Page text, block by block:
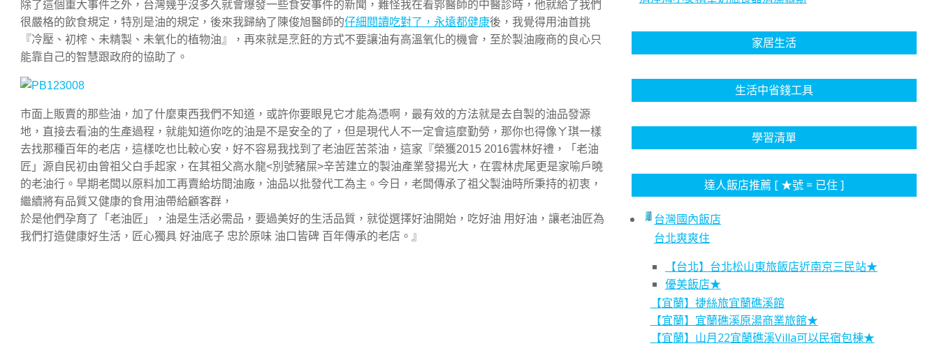
除了這個重大事件之外，台灣幾乎沒多久就會爆發一些食安事件的新聞，難怪我在看郭醫師的中醫診時，他就給了我們
很嚴格的飲食規定，特別是油的規定，後來我歸納了陳俊旭醫師的仔細閱讀吃對了，永遠都健康後，我覺得用油首挑
『冷壓、初榨、未精製、未氧化的植物油』，再來就是烹飪的方式不要讓油有高溫氧化的機會，至於製油廠商的良心只
能靠自己的智慧跟政府的協助了。
市面上販賣的那些油，加了什麼東西我們不知道，或許你要眼見它才能為憑啊，最有效的方法就是去自製的油品發源
地，直接去看油的生產過程，就能知道你吃的油是不是安全的了，但是現代人不一定會這麼勤勞，那你也得像ㄚ琪一樣
去找那種百年的老店，這樣吃也比較心安，好不容易我找到了老油匠苦茶油，這家『榮獲2015 2016雲林好禮，「老油
匠」源自民初由曾祖父白手起家，在其祖父高水龍<別號豬屎>辛苦建立的製油產業發揚光大，在雲林虎尾更是家喻戶曉
的老油行。早期老闆以原料加工再賣給坊間油廠，油品以批發代工為主。今日，老闆傳承了祖父製油時所秉持的初衷，
繼續將有品質又健康的食用油帶給顧客群，
於是他們孕育了「老油匠」，油是生活必需品，要過美好的生活品質，就從選擇好油開始，吃好油 用好油，讓老油匠為
我們打造健康好生活，匠心獨具 好油底子 忠於原味 油口皆碑 百年傳承的老店。』
家居生活
生活中省錢工具
學習清單
達人飯店推薦 [ ★號 = 已住 ]
台灣國內飯店
台北爽爽住
【台北】台北松山東旅飯店近南京三民站★
優美飯店★
【宜蘭】捷絲旅宜蘭礁溪館
【宜蘭】宜蘭礁溪原湯商業旅館★
【宜蘭】山月22宜蘭礁溪Villa可以民宿包棟★